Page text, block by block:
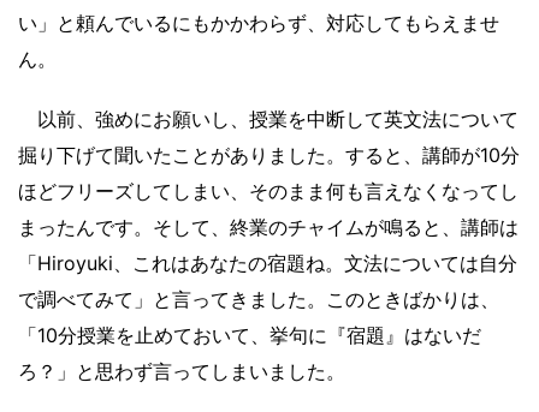
い」と頼んでいるにもかかわらず、対応してもらえませ
ん。
以前、強めにお願いし、授業を中断して英文法について
掘り下げて聞いたことがありました。すると、講師が10分
ほどフリーズしてしまい、そのまま何も言えなくなってし
まったんです。そして、終業のチャイムが鳴ると、講師は
「Hiroyuki、これはあなたの宿題ね。文法については自分
で調べてみて」と言ってきました。このときばかりは、
「10分授業を止めておいて、挙句に『宿題』はないだ
ろ？」と思わず言ってしまいました。